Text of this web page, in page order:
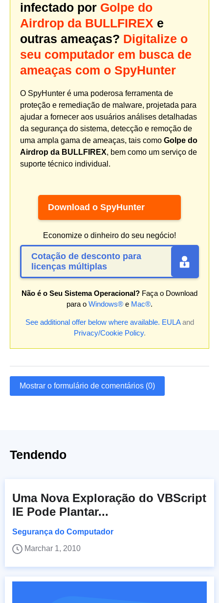
infectado por Golpe do
Airdrop da BULLFIREX e
outras ameaças? Digitalize o
seu computador em busca de
ameaças com o SpyHunter
O SpyHunter é uma poderosa ferramenta de
proteção e remediação de malware, projetada para
ajudar a fornecer aos usuários análises detalhadas
da segurança do sistema, detecção e remoção de
uma ampla gama de ameaças, tais como Golpe do
Airdrop da BULLFIREX, bem como um serviço de
suporte técnico individual.
Download o SpyHunter
Economize o dinheiro do seu negócio!
Cotação de desconto para
licenças múltiplas
Não é o Seu Sistema Operacional? Faça o Download
para o Windows® e Mac®.
See additional offer below where available. EULAand
Privacy/Cookie Policy.
Mostrar o formulário de comentários (0)
Tendendo
Uma Nova Exploração do VBScript
IE Pode Plantar...
Segurança do Computador
Marchar 1, 2010